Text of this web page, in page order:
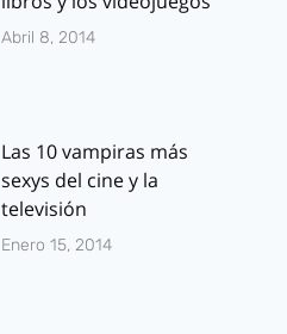
Abril 8, 2014
Las 10 vampiras más
sexys del cine y la
televisión
Enero 15, 2014